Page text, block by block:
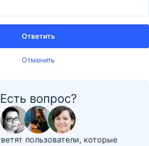
Отменить
Ответить
Есть вопрос?
пользователи, которые